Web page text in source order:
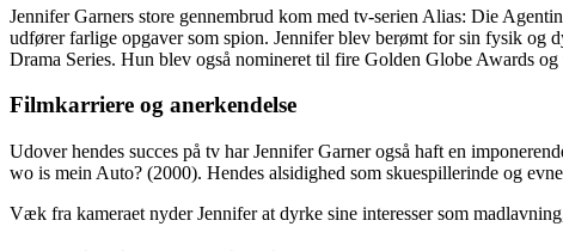
Jennifer Garners store gennembrud kom med tv-serien Alias: Die
udfører farlige opgaver som spion. Jennifer blev berømt for sin fysik og
Drama Series. Hun blev også nomineret til fire Golden Globe Awards
Filmkarriere og anerkendelse
Udover hendes succes på tv har Jennifer Garner også haft en
wo is mein Auto? (2000). Hendes alsidighed som skuespillerinde og
Væk fra kameraet nyder Jennifer at dyrke sine interesser som